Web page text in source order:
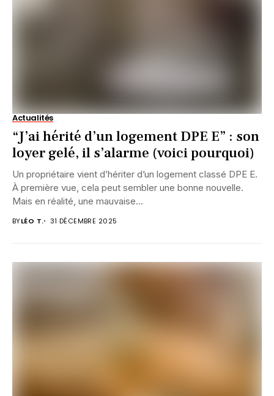
Actualités
“J’ai hérité d’un logement DPE E” : son
loyer gelé, il s’alarme (voici pourquoi)
Un propriétaire vient d’hériter d’un logement classé DPE E.
À première vue, cela peut sembler une bonne nouvelle.
Mais en réalité, une mauvaise...
BYLÉO T. 31 DÉCEMBRE 2025